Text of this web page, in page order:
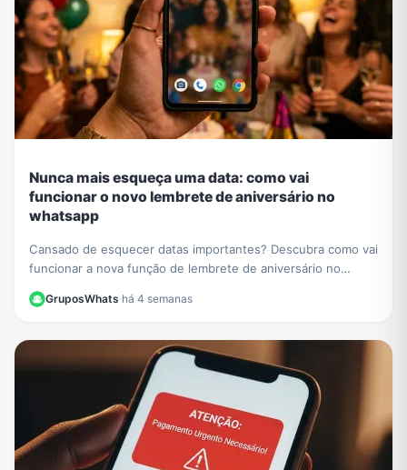
Nunca mais esqueça uma data: como vai
funcionar o novo lembrete de aniversário no
whatsapp
Cansado de esquecer datas importantes? Descubra como vai
funcionar a nova função de lembrete de aniversário no
GruposWhats·há 4 semanas